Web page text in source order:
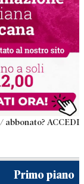
abbonato? ACCEDI
Primo piano